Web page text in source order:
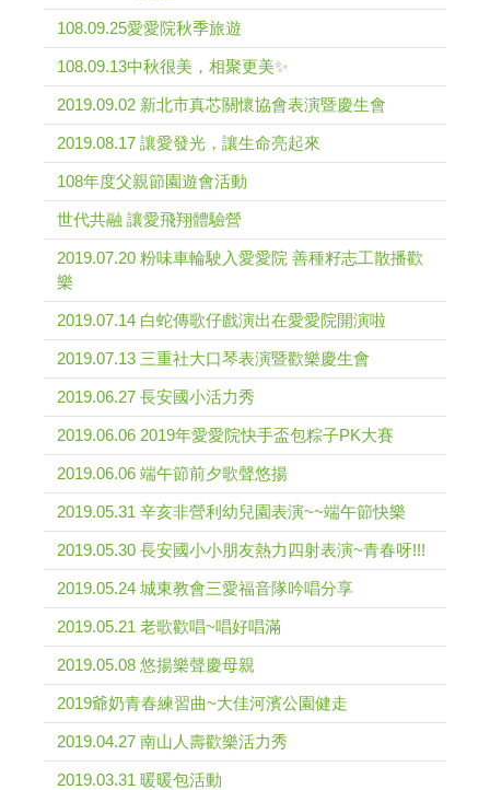
108.09.25愛愛院秋季旅遊
108.09.13中秋很美，相聚更美✨
2019.09.02 新北市真芯關懷協會表演暨慶生會
2019.08.17 讓愛發光，讓生命亮起來
108年度父親節園遊會活動
世代共融 讓愛飛翔體驗營
2019.07.20 粉味車輪駛入愛愛院 善種籽志工散播歡
樂
2019.07.14 白蛇傳歌仔戲演出在愛愛院開演啦
2019.07.13 三重社大口琴表演暨歡樂慶生會
2019.06.27 長安國小活力秀
2019.06.06 2019年愛愛院快手盃包粽子PK大賽
2019.06.06 端午節前夕歌聲悠揚
2019.05.31 辛亥非營利幼兒園表演~~端午節快樂
2019.05.30 長安國小小朋友熱力四射表演~青春呀!!!
2019.05.24 城東教會三愛福音隊吟唱分享
2019.05.21 老歌歡唱~唱好唱滿
2019.05.08 悠揚樂聲慶母親
2019爺奶青春練習曲~大佳河濱公園健走
2019.04.27 南山人壽歡樂活力秀
2019.03.31 暖暖包活動